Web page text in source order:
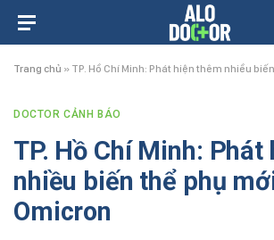
Trang chủ » TP. Hồ Chí Minh: Phát hiện thêm nhiều biến
DOCTOR CẢNH BÁO
TP. Hồ Chí Minh: Phát
nhiều biến thể phụ
Omicron